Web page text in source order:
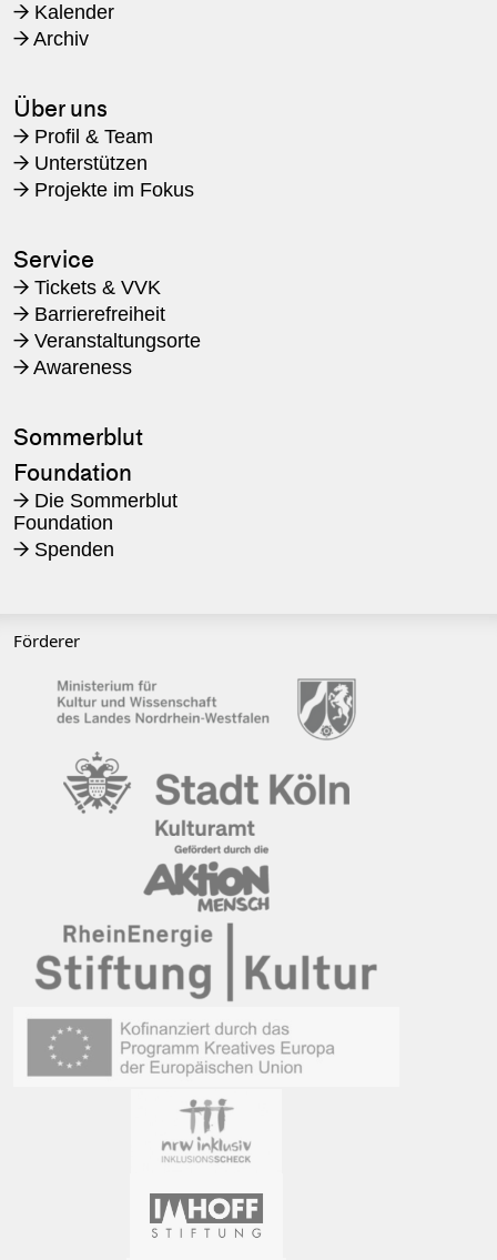
→ Kalender
→ Archiv
Über uns
→ Profil & Team
→ Unterstützen
→ Projekte im Fokus
Service
→ Tickets & VVK
→ Barrierefreiheit
→ Veranstaltungsorte
→ Awareness
Sommerblut
Foundation
→ Die Sommerblut
Foundation
→ Spenden
Förderer